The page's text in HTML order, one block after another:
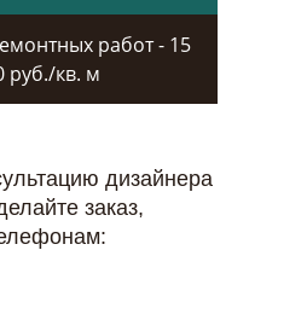
работ - 15
руб./кв. м
дизайнера
заказ,